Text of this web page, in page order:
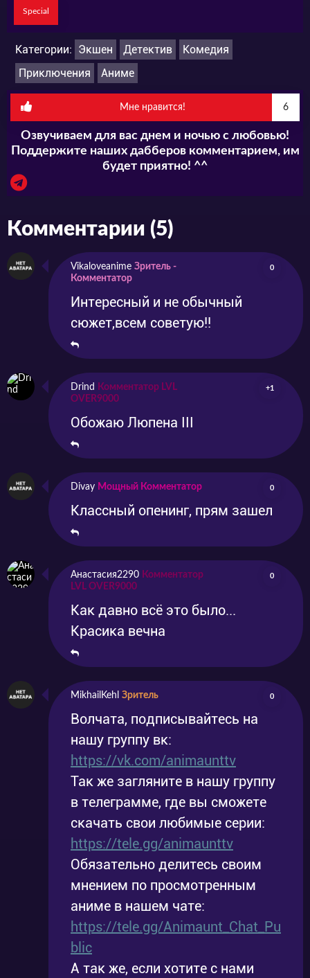
Special
Категории: Экшен Детектив
Комедия
Приключения
Аниме
Мне нравится! 6
Озвучиваем для вас днем и ночью с любовью!
Поддержите наших дабберов комментарием, им
будет приятно! ^^
Комментарии (5)
Vikaloveanime Зритель -
Комментатор
0
Интересный и не обычный
сюжет,всем советую!!
Drind
Комментатор LVL
OVER9000
+1
Обожаю Люпена III
Divay Мощный Комментатор 0
Классный опенинг, прям зашел
Анастасия2290 Комментатор
LVL OVER9000
0
Как давно всё это было...
Красика вечна
MikhailKehl Зритель 0
Волчата, подписывайтесь на
нашу группу вк:
https://vk.com/animaunttv
Так же загляните в нашу группу
в телеграмме, где вы сможете
скачать свои любимые серии:
https://tele.gg/animaunttv
Обязательно делитесь своим
мнением по просмотренным
аниме в нашем чате:
https://tele.gg/Animaunt_Chat_Pu
blic
А так же, если хотите с нами